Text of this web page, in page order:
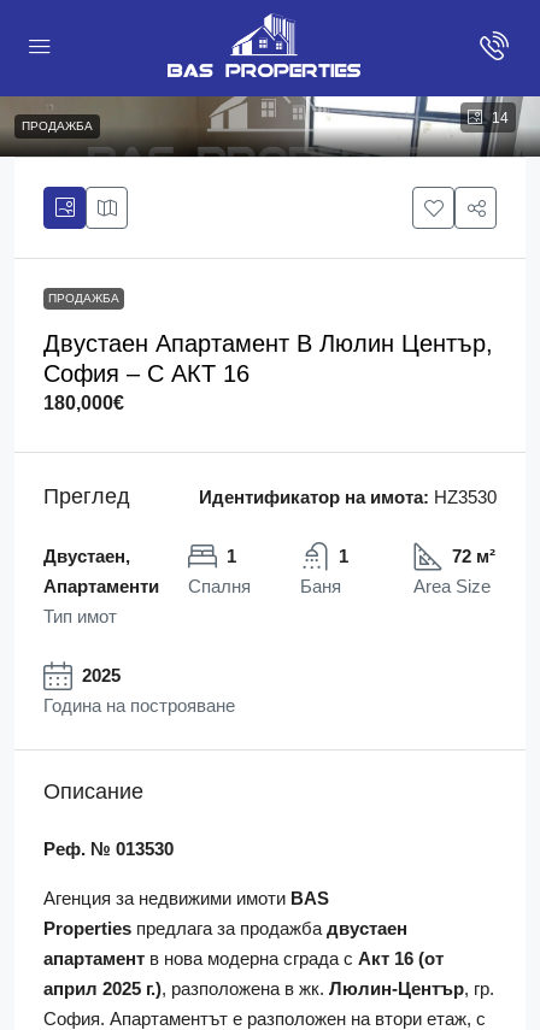
14
ПРОДАЖБА
ПРОДАЖБА
Двустаен Апартамент В Люлин Център,
София – С АКТ 16
180,000€
Преглед Идентификатор на имота: HZ3530
Двустаен,
Апартаменти
Тип имот
1
Спалня
1
Баня
72 м²
Area Size
2025
Година на построяване
Описание
Реф. № 013530
Агенция за недвижими имоти BAS
Properties предлага за продажба двустаен
апартамент в нова модерна сграда с Акт 16 (от
април 2025 г.), разположена в жк. Люлин-Център, гр.
София. Апартаментът е разположен на втори етаж, с